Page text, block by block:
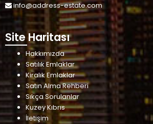
info@address-estate.com
Site Haritası
Hakkımızda
Satılık Emlaklar
Kiralık Emlaklar
Satın Alma Rehberi
Sıkça Sorulanlar
Kuzey Kıbrıs
İletişim